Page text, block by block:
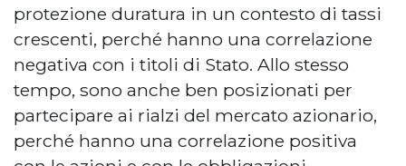
protezione duratura in un contesto di tassi
crescenti, perché hanno una correlazione
negativa con i titoli di Stato. Allo stesso
tempo, sono anche ben posizionati per
partecipare ai rialzi del mercato azionario,
perché hanno una correlazione positiva